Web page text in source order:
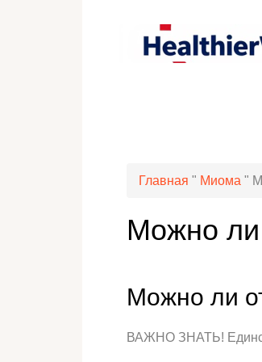
Главная " Миома "
Можно ли
Можно ли
ВАЖНО ЗНАТЬ!